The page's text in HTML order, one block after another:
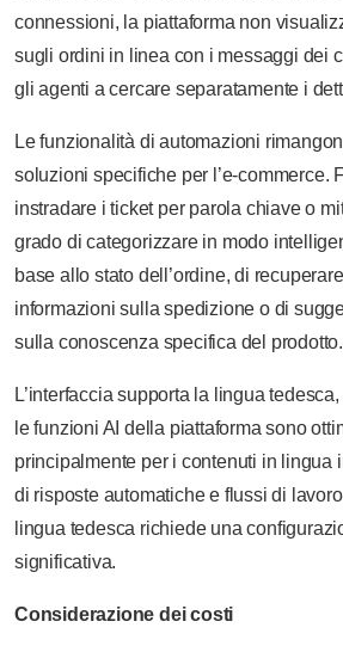
connessioni, la piattaforma non
sugli ordini in linea con i messaggi dei
gli agenti a cercare separatamente i
Le funzionalità di automazioni
soluzioni specifiche per l’e-commerce.
instradare i ticket per parola chiave o
grado di categorizzare in modo
base allo stato dell’ordine, di
informazioni sulla spedizione o di
sulla conoscenza specifica del prodotto.
L’interfaccia supporta la lingua
le funzioni AI della piattaforma sono
principalmente per i contenuti in lingua
di risposte automatiche e flussi di
lingua tedesca richiede una
significativa.
Considerazione dei costi